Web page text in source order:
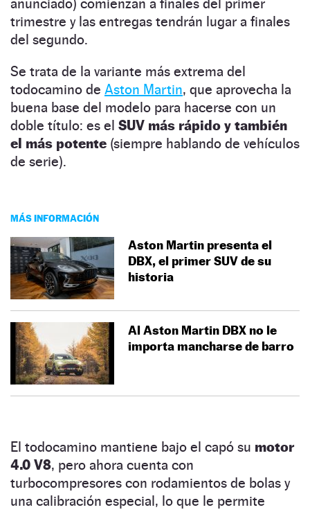
anunciado) comienzan a finales del primer
trimestre y las entregas tendrán lugar a finales
del segundo.
Se trata de la variante más extrema del
todocamino de Aston Martin, que aprovecha la
buena base del modelo para hacerse con un
doble título: es el SUV más rápido y también
el más potente (siempre hablando de vehículos
de serie).
MÁS INFORMACIÓN
Aston Martin presenta el
DBX, el primer SUV de su
historia
Al Aston Martin DBX no le
importa mancharse de barro
El todocamino mantiene bajo el capó su motor
4.0 V8, pero ahora cuenta con
turbocompresores con rodamientos de bolas y
una calibración especial, lo que le permite